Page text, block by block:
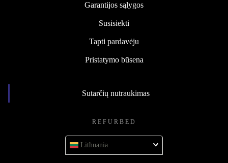
Garantijos sąlygos
Susisiekti
Tapti pardavėju
Pristatymo būsena
Sutarčių nutraukimas
REFURBED
Lithuania